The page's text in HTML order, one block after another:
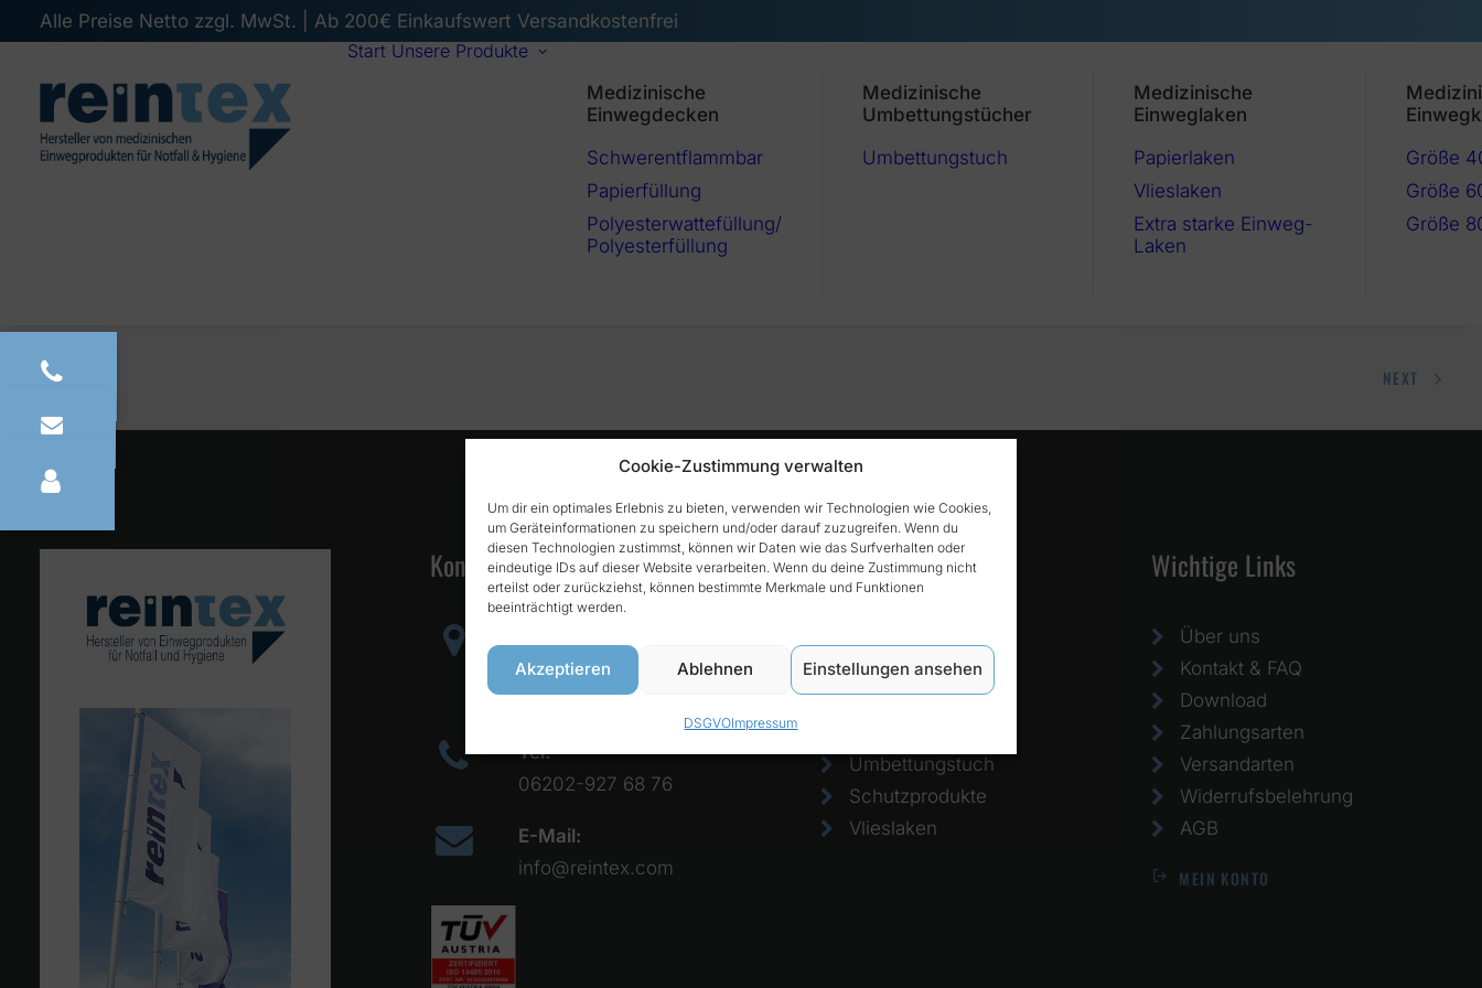
Cookie-Zustimmung verwalten
Um dir ein optimales Erlebnis zu bieten, verwenden wir Technologien wie Cookies,
um Geräteinformationen zu speichern und/oder darauf zuzugreifen. Wenn du
diesen Technologien zustimmst, können wir Daten wie das Surfverhalten oder
eindeutige IDs auf dieser Website verarbeiten. Wenn du deine Zustimmung nicht
erteilst oder zurückziehst, können bestimmte Merkmale und Funktionen
beeinträchtigt werden.
Akzeptieren Ablehnen Einstellungen ansehen
DSGVOImpressum
Alle Preise Netto zzgl. MwSt. | Ab 200€ Einkaufswert Versandkostenfrei
Start Unsere Produkte
Medizinische
Einwegdecken
Schwerentflammbar
Papierfüllung
Polyesterwattefüllung/
Polyesterfüllung
Medizinische
Umbettungstücher
Umbettungstuch
Medizinische
Einweglaken
Papierlaken
Vlieslaken
Extra starke Einweg-
Laken
Größe
Größe
Größe
NEXT
Kontakt
Anhalter Str. 15
68775 Ketsch
Tel:
06202-927 68 76
E-Mail:
info@reintex.com
Produkte
Einmalkissen
Einweglaken
Umbettungstuch
Schutzprodukte
Vlieslaken
Wichtige Links
Über uns
Kontakt & FAQ
Download
Zahlungsarten
Versandarten
Widerrufsbelehrung
AGB
MEIN KONTO